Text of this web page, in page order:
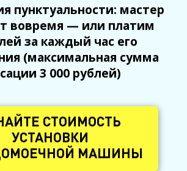
пунктуальности: мастер
вовремя — или платим
за каждый час его
(максимальная сумма
3 000 рублей)
СТОИМОСТЬ
УСТАНОВКИ
МАШИНЫ